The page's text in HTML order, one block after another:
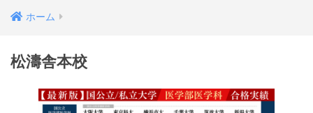
ホーム
松濤舎本校